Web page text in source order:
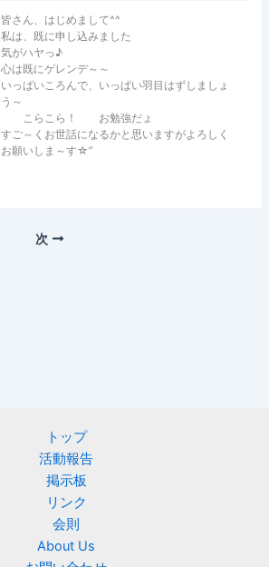
皆さん、はじめまして^^
私は、既に申し込みました
気がハヤっ♪
心は既にゲレンデ～～
いっぱいころんで、いっぱい羽目はずしましょ
う～
こらこら！ お勉強だょ
すご～くお世話になるかと思いますがよろしく
お願いしま～す☆”
次
トップ
活動報告
掲示板
リンク
会則
About Us